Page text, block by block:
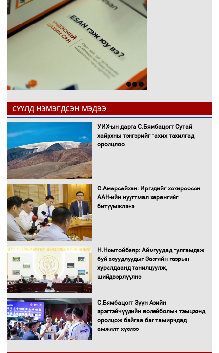
СҮҮЛД НЭМЭГДСЭН МЭДЭЭ
УИХ-ын дарга С.Бямбацогт Сутай
хайрхны тэнгэрийг тахих тахилгад
оролцлоо
С.Амарсайхан: Иргэдийг хохироосон
ААН-ийн нуугтмал хөрөнгийг
битүүмжлэнэ
Н.Номтойбаяр: Аймгуудад тулгамдаж
буй асуудлуудыг Засгийн газрын
хуралдаанд танилцуулж,
шийдвэрлүүлнэ
С.Бямбацогт Зүүн Азийн
эрэгтэйчүүдийн волейболын тэмцээнд
оролцож байгаа баг тамирчдад
амжилт хүслээ